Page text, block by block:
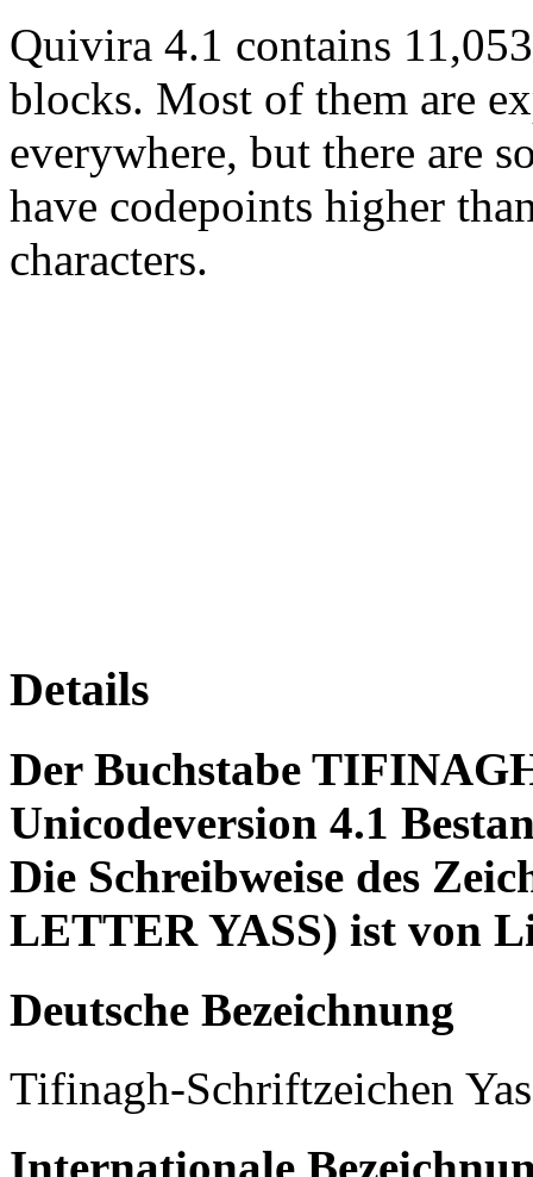
Quivira 4.1 contains
blocks. Most of them are
everywhere, but there are
have codepoints higher
characters.
Details
Der Buchstabe
Unicodeversion 4.1
Die Schreibweise des
LETTER YASS) ist von
Deutsche Bezeichnung
Tifinagh-Schriftzeichen